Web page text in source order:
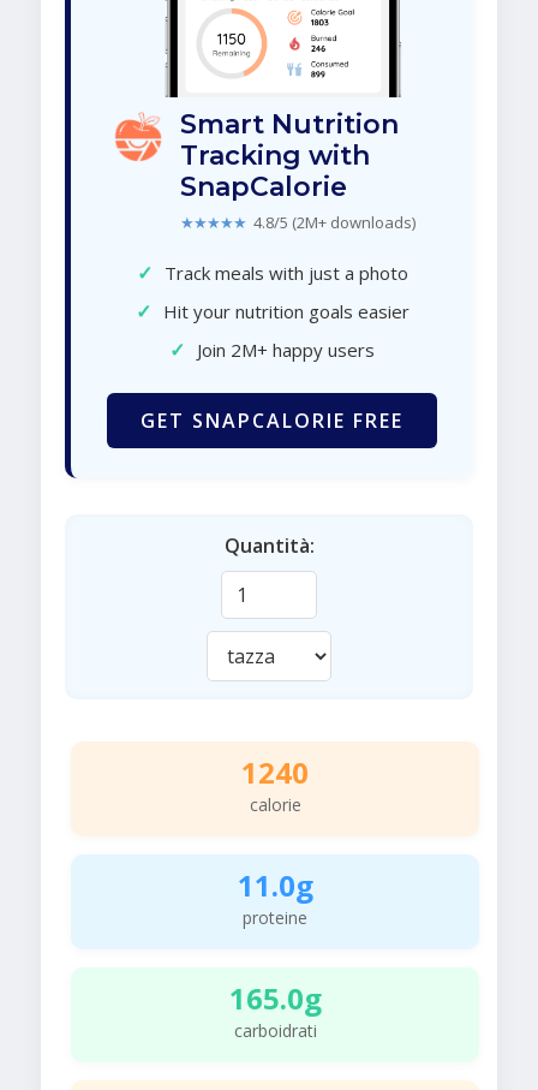
Smart Nutrition
Tracking with
SnapCalorie
★★★★★ 4.8/5 (2M+ downloads)
✓ Track meals with just a photo
✓ Hit your nutrition goals easier
✓ Join 2M+ happy users
GET SNAPCALORIE FREE
Quantità:
1240
calorie
11.0g
proteine
165.0g
carboidrati